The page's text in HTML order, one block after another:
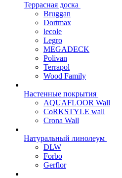
Террасная доска
Bruggan
Dortmax
lecole
Legro
MEGADECK
Polivan
Terrapol
Wood Family
Настенные покрытия
AQUAFLOOR Wall
CoRKSTYLE wall
Crona Wall
Натуральный линолеум
DLW
Forbo
Gerflor